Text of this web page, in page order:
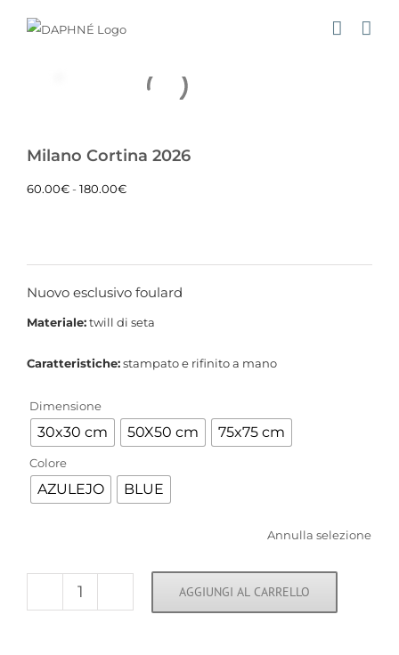
Milano Cortina 2026
60.00€-180.00€Fascia
180.00€
Nuovo esclusivo foulard
Materiale:twill di seta
Caratteristiche:stampato e rifinito a mano
Dimensione
30x30 cm 50X50 cm 75x75 cm
Colore
AZULEJO BLUE
Annulla selezione
Milano
AGGIUNGI AL CARRELLO